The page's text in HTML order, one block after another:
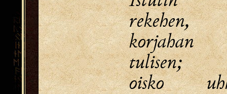
rekehen,
korjahan
tulisen;
oisko